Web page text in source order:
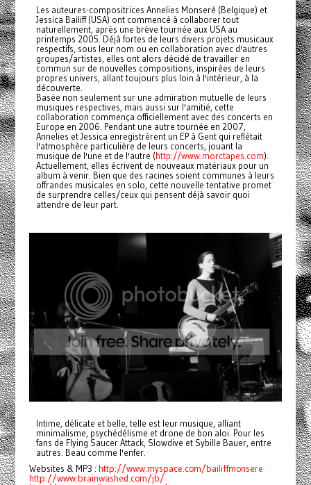
Les auteures-compositrices Annelies Monseré (Belgique) et
Jessica Bailiff (USA) ont commencé à collaborer tout
naturellement, après une brève tournée aux USA au
printemps 2005. Déjà fortes de leurs divers projets musicaux
respectifs, sous leur nom ou en collaboration avec d'autres
groupes/artistes, elles ont alors décidé de travailler en
commun sur de nouvelles compositions, inspirées de leurs
propres univers, allant toujours plus loin à l'intérieur, à la
découverte.
Basée non seulement sur une admiration mutuelle de leurs
musiques respectives, mais aussi sur l'amitié, cette
collaboration commença officiellement avec des concerts en
Europe en 2006. Pendant une autre tournée en 2007,
Annelies et Jessica enregistrèrent un EP à Gent qui reflétait
l'atmosphère particulière de leurs concerts, jouant la
musique de l'une et de l'autre (http://www.morctapes.com).
Actuellement, elles écrivent de nouveaux matériaux pour un
album à venir. Bien que des racines soient communes à leurs
offrandes musicales en solo, cette nouvelle tentative promet
de surprendre celles/ceux qui pensent déjà savoir quoi
attendre de leur part.
Intime, délicate et belle, telle est leur musique, alliant
minimalisme, psychédélisme et drone de bon aloi. Pour les
fans de Flying Saucer Attack, Slowdive et Sybille Bauer, entre
autres. Beau comme l'enfer.
Websites & MP3 : http://www.myspace.com/bailiffmonsere
http://www.brainwashed.com/jb/